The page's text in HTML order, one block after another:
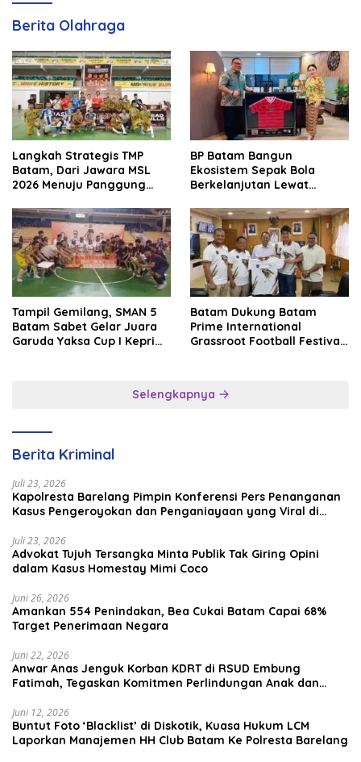
Berita Olahraga
Langkah Strategis TMP
Batam, Dari Jawara MSL
2026 Menuju Panggung
BP Batam Bangun
Ekosistem Sepak Bola
Berkelanjutan Lewat
Tampil Gemilang, SMAN 5
Batam Sabet Gelar Juara
Garuda Yaksa Cup I Kepri
Batam Dukung Batam
Prime International
Grassroot Football Festival
Brunei–Malaysia
Selengkapnya
Berita Kriminal
Juli 23, 2026
Kapolresta Barelang Pimpin Konferensi Pers Penanganan
Kasus Pengeroyokan dan Penganiayaan yang Viral di
Juli 23, 2026
Advokat Tujuh Tersangka Minta Publik Tak Giring Opini
dalam Kasus Homestay Mimi Coco
Juni 26, 2026
Amankan 554 Penindakan, Bea Cukai Batam Capai 68%
Target Penerimaan Negara
Juni 22, 2026
Anwar Anas Jenguk Korban KDRT di RSUD Embung
Fatimah, Tegaskan Komitmen Perlindungan Anak dan
Juni 12, 2026
Buntut Foto ‘Blacklist’ di Diskotik, Kuasa Hukum LCM
Laporkan Manajemen HH Club Batam Ke Polresta Barelang